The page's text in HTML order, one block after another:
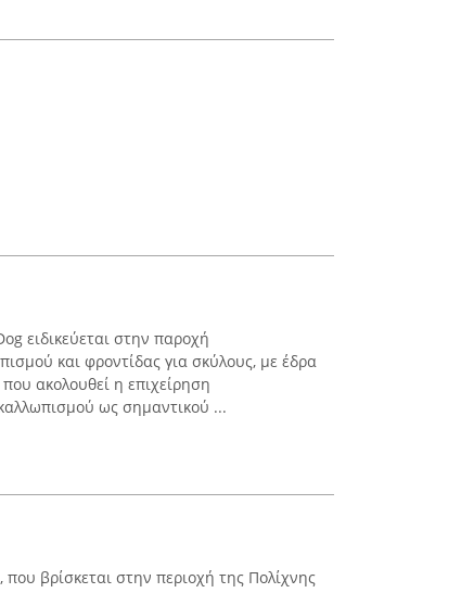
ειδικεύεται στην παροχή
και φροντίδας για σκύλους, με έδρα
ακολουθεί η επιχείρηση
ως σημαντικού ...
βρίσκεται στην περιοχή της Πολίχνης